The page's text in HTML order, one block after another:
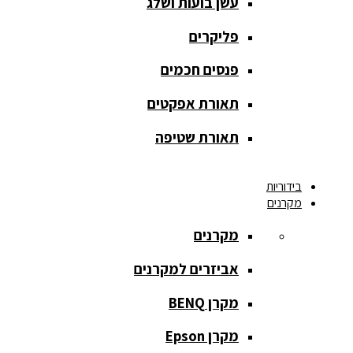
מסך הקרנה
roll up
מסך הקרנה
חצובה
ידני
מסך הקרנה
מסך הקרנה
קבוע
פליקרים
פנסים חכמים
תאורת אפקטים
תאורת שטיפה
בידוריות
מקרנים
מקרנים
אביזרים למקרנים
מקרן BENQ
מקרן Epson